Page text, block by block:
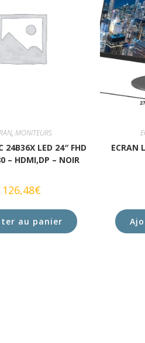
, MONITEURS
24B36X LED 24″ FHD
– HDMI,DP – NOIR
126,48€
au panier
ECRAN